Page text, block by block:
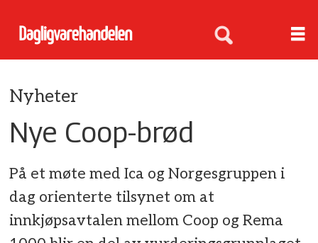
Nyheter
Nye Coop-brød
På et møte med Ica og Norgesgruppen i
dag orienterte tilsynet om at
innkjøpsavtalen mellom Coop og Rema